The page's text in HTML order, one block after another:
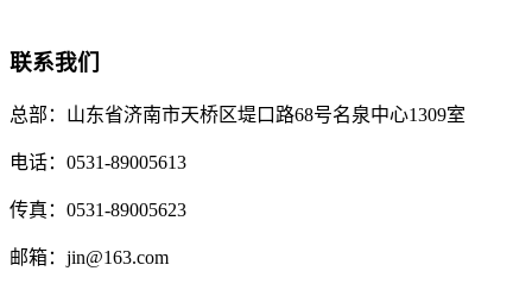
联系我们
总部： 山东省济南市天桥区堤口路68号名泉中心1309室
电话： 0531-89005613
传真： 0531-89005623
邮箱： jin@163.com